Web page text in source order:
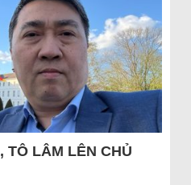
LÂM LÊN CHỦ